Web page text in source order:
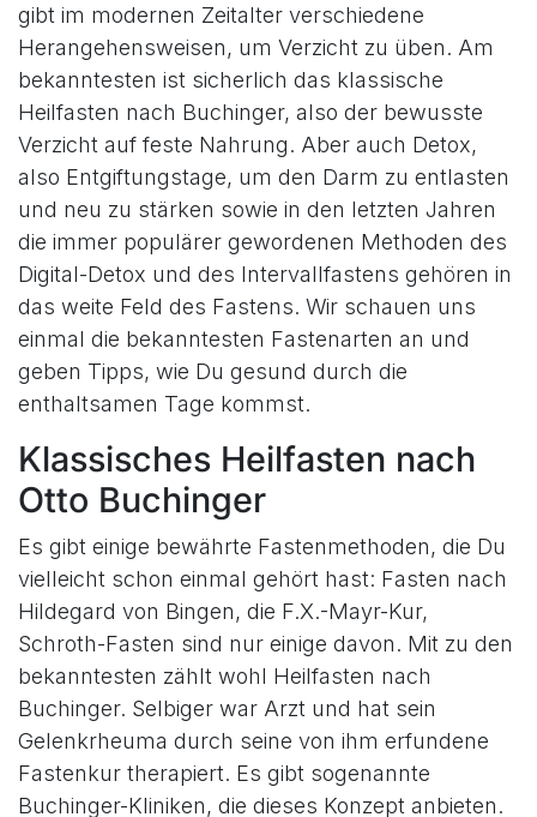
gibt im modernen Zeitalter verschiedene
Herangehensweisen, um Verzicht zu üben. Am
bekanntesten ist sicherlich das klassische
Heilfasten nach Buchinger, also der bewusste
Verzicht auf feste Nahrung. Aber auch Detox,
also Entgiftungstage, um den Darm zu entlasten
und neu zu stärken sowie in den letzten Jahren
die immer populärer gewordenen Methoden des
Digital-Detox und des Intervallfastens gehören in
das weite Feld des Fastens. Wir schauen uns
einmal die bekanntesten Fastenarten an und
geben Tipps, wie Du gesund durch die
enthaltsamen Tage kommst.
Klassisches Heilfasten nach
Otto Buchinger
Es gibt einige bewährte Fastenmethoden, die Du
vielleicht schon einmal gehört hast: Fasten nach
Hildegard von Bingen, die F.X.-Mayr-Kur,
Schroth-Fasten sind nur einige davon. Mit zu den
bekanntesten zählt wohl Heilfasten nach
Buchinger. Selbiger war Arzt und hat sein
Gelenkrheuma durch seine von ihm erfundene
Fastenkur therapiert. Es gibt sogenannte
Buchinger-Kliniken, die dieses Konzept anbieten.